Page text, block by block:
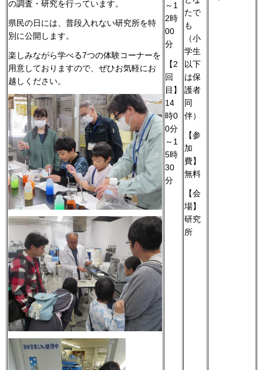
の調査・研究を行っています。
県民の日には、普段入れない研究所を特
別に公開します。
楽しみながら学べる7つの体験コーナーを
用意しておりますので、ぜひお気軽にお
越しください。
～1
2時
00
分
【2
回
目】
14
時0
0分
～1
5時
30
分
たで
も
（小
学生
以下
は保
護者
同
伴）
【参
加
費】
無料
【会
場】
研究
所